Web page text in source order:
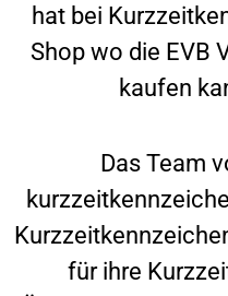
hat bei
Shop wo die EVB
kaufen
Das Team
für ihre